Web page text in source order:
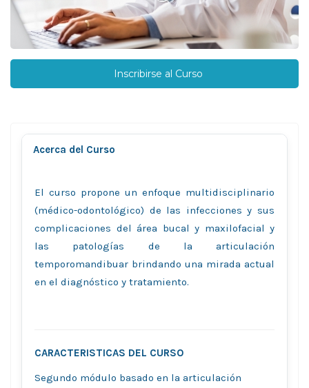
Inscribirse al Curso
Acerca del Curso
El curso propone un enfoque multidisciplinario
(médico-odontológico) de las infecciones y sus
complicaciones del área bucal y maxilofacial y
las patologías de la articulación
temporomandibuar brindando una mirada actual
en el diagnóstico y tratamiento.
CARACTERISTICAS DEL CURSO
Segundo módulo basado en la articulación